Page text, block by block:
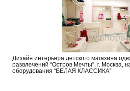
Дизайн интерьера детского магазина
развлечений “Остров Мечты”, г. Москва,
оборудования “БЕЛАЯ КЛАССИКА”